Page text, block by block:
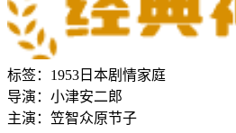
标签： 1953 日本剧情家庭
导演： 小津安二郎
主演： 笠智众原节子